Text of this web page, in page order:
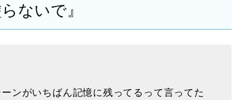
ないで』
ンがいちばん記憶に残ってるって言ってた